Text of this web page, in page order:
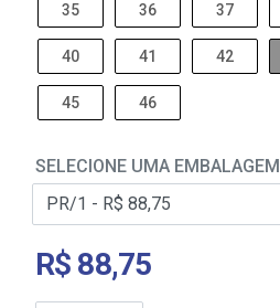
35 36 37
40 41 42
45 46
SELECIONE UMA EMBALAGEM
R$ 88,75